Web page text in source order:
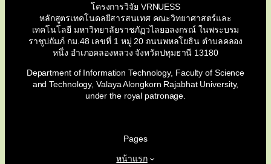
โครงการวิจัย VRNUESS
หลักสูตรเทคโนดลยีสารสนเทศ คณะวิทยาศาสตร์และ
เทคโนโลยี มหาวิทยาลัยราชภัฏวไลยอลงกรณ์ ในพระบรม
ราชูปถัมภ์ กม.48 เลขที่ 1 หมู่ 20 ถนนพหลโยธิน ตำบลคลอง
หนึ่ง อำเภอคลองหลวง จังหวัดปทุมธานี 13180
Department of Information Technology, Faculty of Science
and Technology, Valaya Alongkorn Rajabhat University,
under the royal patronage.
Pages
หน้าแรก